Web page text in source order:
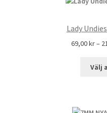
Lady
69,00kr–
Välj